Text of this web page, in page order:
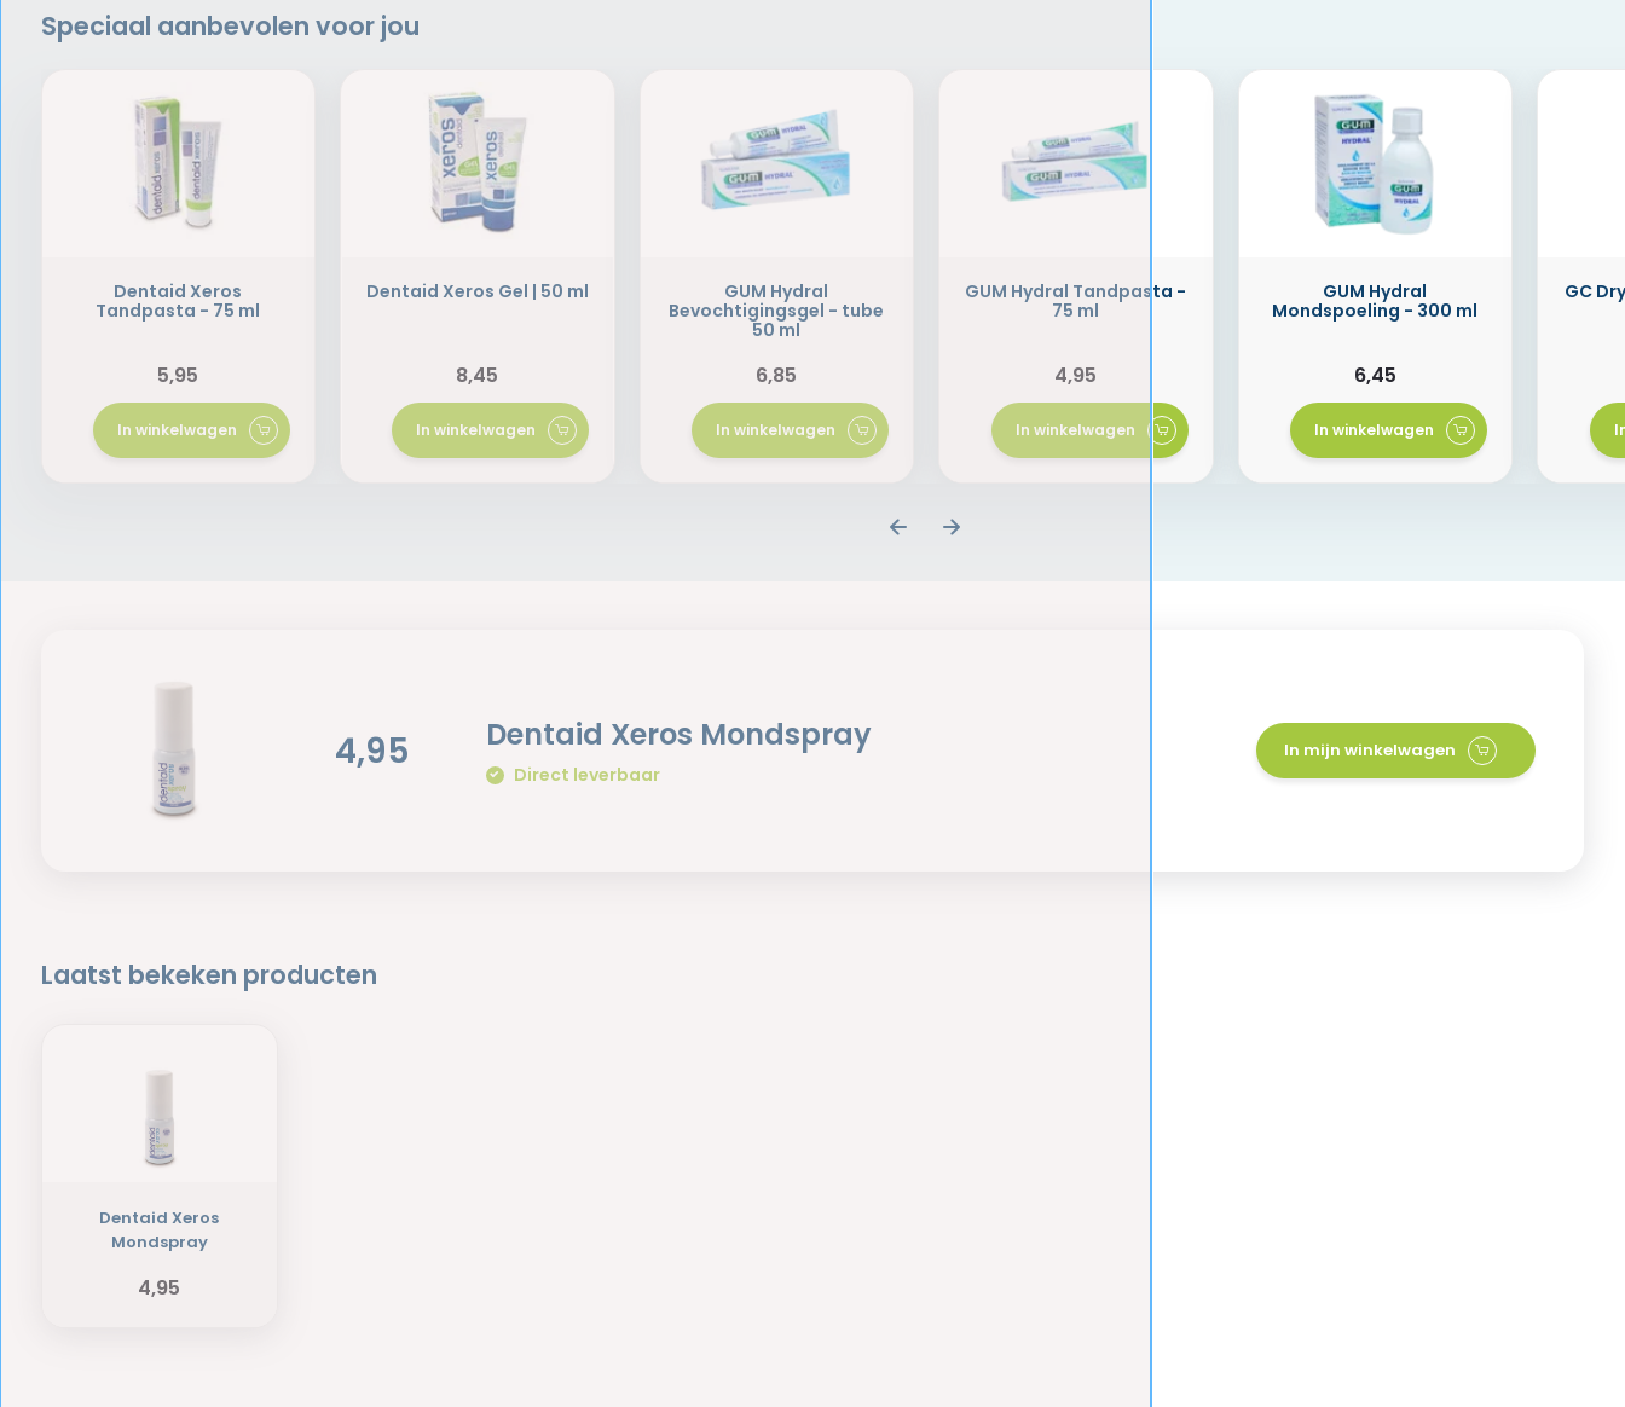
Speciaal aanbevolen voor jou
Dentaid Xeros
Tandpasta - 75 ml
5,95
In winkelwagen
Dentaid Xeros Gel | 50 ml
8,45
In winkelwagen
GUM Hydral
Bevochtigingsgel - tube
50 ml
6,85
In winkelwagen
GUM Hydral Tandpasta -
75 ml
4,95
In winkelwagen
GUM Hydral
Mondspoeling - 300 ml
6,45
In winkelwagen
GC
4,95 Dentaid Xeros Mondspray
Direct leverbaar
In mijn winkelwagen
Laatst bekeken producten
Dentaid Xeros
Mondspray
4,95